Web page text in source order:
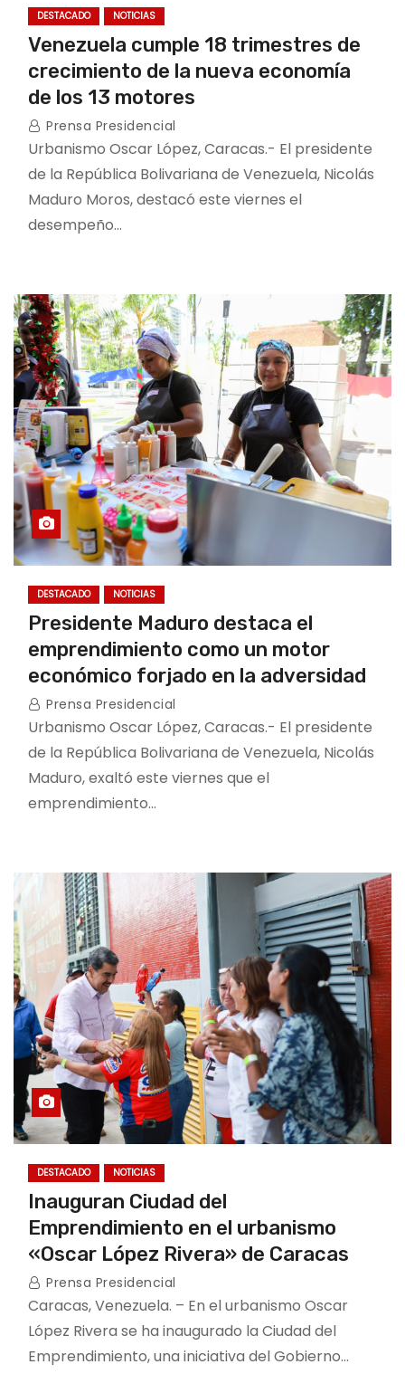
DESTACADO NOTICIAS
Venezuela cumple 18 trimestres de
crecimiento de la nueva economía
de los 13 motores
Prensa Presidencial
Urbanismo Oscar López, Caracas.- El presidente
de la República Bolivariana de Venezuela, Nicolás
Maduro Moros, destacó este viernes el
desempeño…
DESTACADO NOTICIAS
Presidente Maduro destaca el
emprendimiento como un motor
económico forjado en la adversidad
Prensa Presidencial
Urbanismo Oscar López, Caracas.- El presidente
de la República Bolivariana de Venezuela, Nicolás
Maduro, exaltó este viernes que el
emprendimiento…
DESTACADO NOTICIAS
Inauguran Ciudad del
Emprendimiento en el urbanismo
«Oscar López Rivera» de Caracas
Prensa Presidencial
Caracas, Venezuela. – En el urbanismo Oscar
López Rivera se ha inaugurado la Ciudad del
Emprendimiento, una iniciativa del Gobierno…